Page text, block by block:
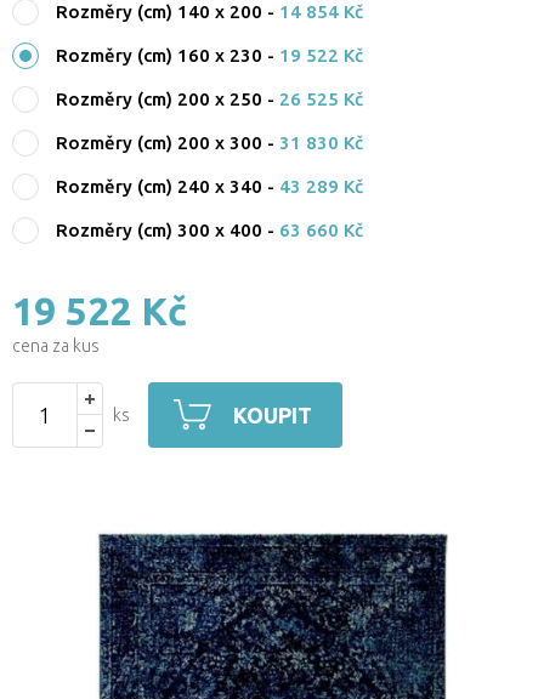
Rozměry (cm) 140 x 200 - 14 854 Kč
Rozměry (cm) 160 x 230 - 19 522 Kč
Rozměry (cm) 200 x 250 - 26 525 Kč
Rozměry (cm) 200 x 300 - 31 830 Kč
Rozměry (cm) 240 x 340 - 43 289 Kč
Rozměry (cm) 300 x 400 - 63 660 Kč
19 522 Kč
cena za kus
ks KOUPIT